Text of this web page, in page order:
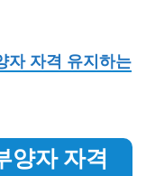
자 자격 유지하는
양자 자격